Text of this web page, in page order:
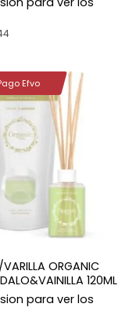
Añadir
lista de
ORGANIC
120ML
para ver los
Efvo